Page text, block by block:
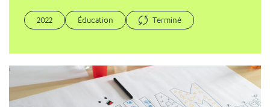
2022 Éducation Terminé